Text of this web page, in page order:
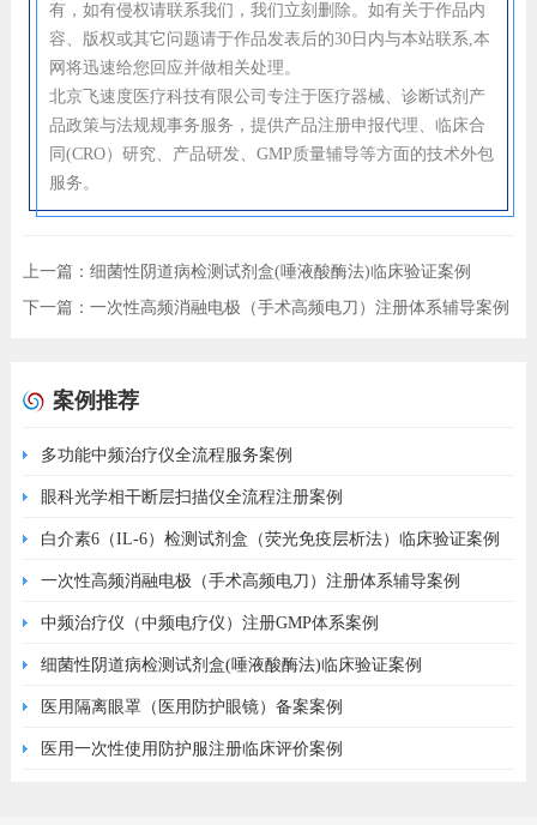
有，如有侵权请联系我们，我们立刻删除。如有关于作品内
容、版权或其它问题请于作品发表后的30日内与本站联系,本
网将迅速给您回应并做相关处理。
北京飞速度医疗科技有限公司专注于医疗器械、诊断试剂产
品政策与法规规事务服务，提供产品注册申报代理、临床合
同(CRO）研究、产品研发、GMP质量辅导等方面的技术外包
服务。
上一篇： 细菌性阴道病检测试剂盒(唾液酸酶法)临床验证案例
下一篇： 一次性高频消融电极（手术高频电刀）注册体系辅导案例
案例推荐
多功能中频治疗仪全流程服务案例
眼科光学相干断层扫描仪全流程注册案例
白介素6（IL-6）检测试剂盒（荧光免疫层析法）临床验证案例
一次性高频消融电极（手术高频电刀）注册体系辅导案例
中频治疗仪（中频电疗仪）注册GMP体系案例
细菌性阴道病检测试剂盒(唾液酸酶法)临床验证案例
医用隔离眼罩（医用防护眼镜）备案案例
医用一次性使用防护服注册临床评价案例